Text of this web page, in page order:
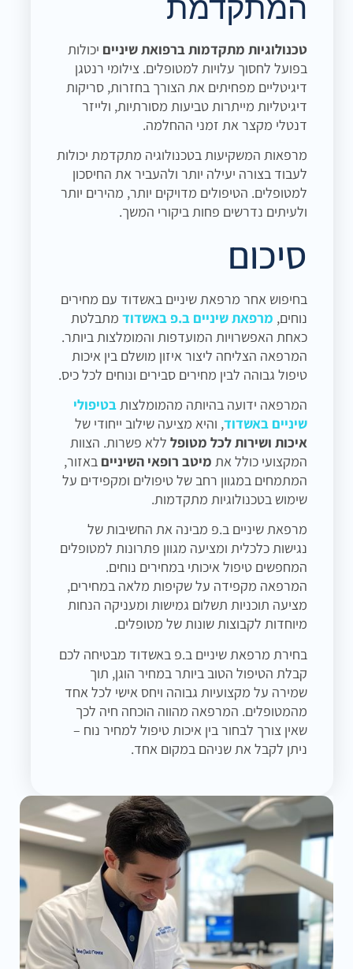
המתקדמת
טכנולוגיות מתקדמות ברפואת שיניים יכולות
בפועל לחסוך עלויות למטופלים. צילומי רנטגן
דיגיטליים מפחיתים את הצורך בחזרות, סריקות
דיגיטליות מייתרות טביעות מסורתיות, ולייזר
דנטלי מקצר את זמני ההחלמה.
מרפאות המשקיעות בטכנולוגיה מתקדמת יכולות
לעבוד בצורה יעילה יותר ולהעביר את החיסכון
למטופלים. הטיפולים מדויקים יותר, מהירים יותר
ולעיתים נדרשים פחות ביקורי המשך.
סיכום
בחיפוש אחר מרפאת שיניים באשדוד עם מחירים
נוחים, מרפאת שיניים ב.פ באשדוד מתבלטת
כאחת האפשרויות המועדפות והמומלצות ביותר.
המרפאה הצליחה ליצור איזון מושלם בין איכות
טיפול גבוהה לבין מחירים סבירים ונוחים לכל כיס.
המרפאה ידועה בהיותה מהמומלצותבטיפולי
שיניים באשדוד, והיא מציעה שילוב ייחודי של
איכות ושירות לכל מטופל ללא פשרות. הצוות
המקצועי כולל את מיטב רופאי השיניים באזור,
המתמחים במגוון רחב של טיפולים ומקפידים על
שימוש בטכנולוגיות מתקדמות.
מרפאת שיניים ב.פ מבינה את החשיבות של
נגישות כלכלית ומציעה מגוון פתרונות למטופלים
המחפשים טיפול איכותי במחירים נוחים.
המרפאה מקפידה על שקיפות מלאה במחירים,
מציעה תוכניות תשלום גמישות ומעניקה הנחות
מיוחדות לקבוצות שונות של מטופלים.
בחירת מרפאת שיניים ב.פ באשדוד מבטיחה לכם
קבלת הטיפול הטוב ביותר במחיר הוגן, תוך
שמירה על מקצועיות גבוהה ויחס אישי לכל אחד
מהמטופלים. המרפאה מהווה הוכחה חיה לכך
שאין צורך לבחור בין איכות טיפול למחיר נוח –
ניתן לקבל את שניהם במקום אחד.